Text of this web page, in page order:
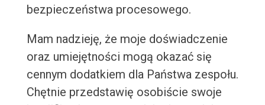
bezpieczeństwa procesowego.
Mam nadzieję, że moje doświadczenie
oraz umiejętności mogą okazać się
cennym dodatkiem dla Państwa zespołu.
Chętnie przedstawię osobiście swoje